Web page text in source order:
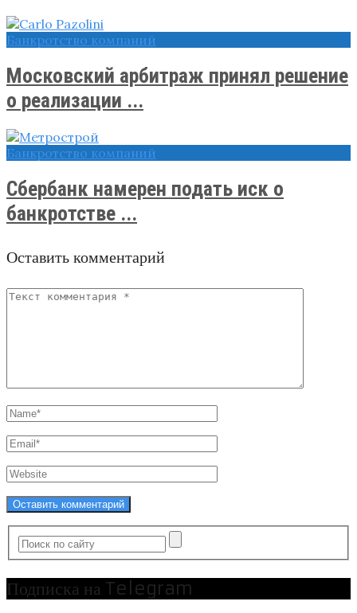
Банкротство компаний
Московский арбитраж принял решение
о реализации ...
Банкротство компаний
Сбербанк намерен подать иск о
банкротстве ...
Оставить комментарий
Подписка на Telegram